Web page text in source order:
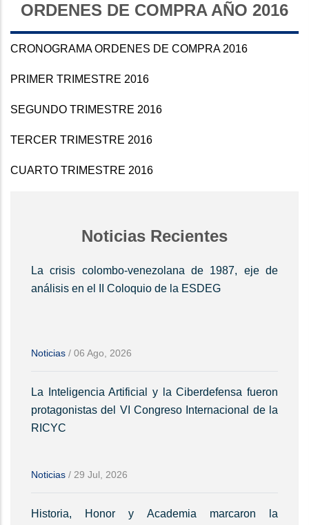
ORDENES DE COMPRA AÑO 2016
CRONOGRAMA ORDENES DE COMPRA 2016
PRIMER TRIMESTRE 2016
SEGUNDO TRIMESTRE 2016
TERCER TRIMESTRE 2016
CUARTO TRIMESTRE 2016
Noticias Recientes
La crisis colombo-venezolana de 1987, eje de
análisis en el II Coloquio de la ESDEG
Noticias / 06 Ago, 2026
La Inteligencia Artificial y la Ciberdefensa fueron
protagonistas del VI Congreso Internacional de la
RICYC
Noticias / 29 Jul, 2026
Historia, Honor y Academia marcaron la